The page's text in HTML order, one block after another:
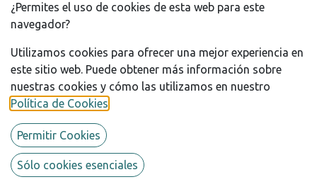
contact us by email at ​
info@ssgproducts.com
Available Brands
Sedney's Scale Garage
¿Permites el uso de cookies de esta web para este
navegador?
Utilizamos cookies para ofrecer una mejor experiencia en
este sitio web. Puede obtener más información sobre
nuestras cookies y cómo las utilizamos en nuestro
Política de Cookies
Permitir Cookies
Sólo cookies esenciales